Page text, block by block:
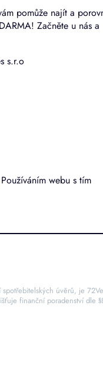
pomůže najít a
Začněte u nás a
s.r.o
webu s tím
úvěrů, je
finanční poradenství dle